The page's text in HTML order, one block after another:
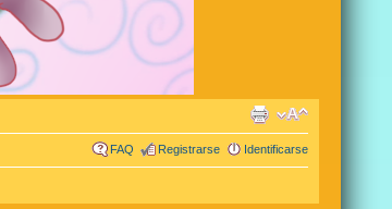
FAQ Registrarse Identificarse